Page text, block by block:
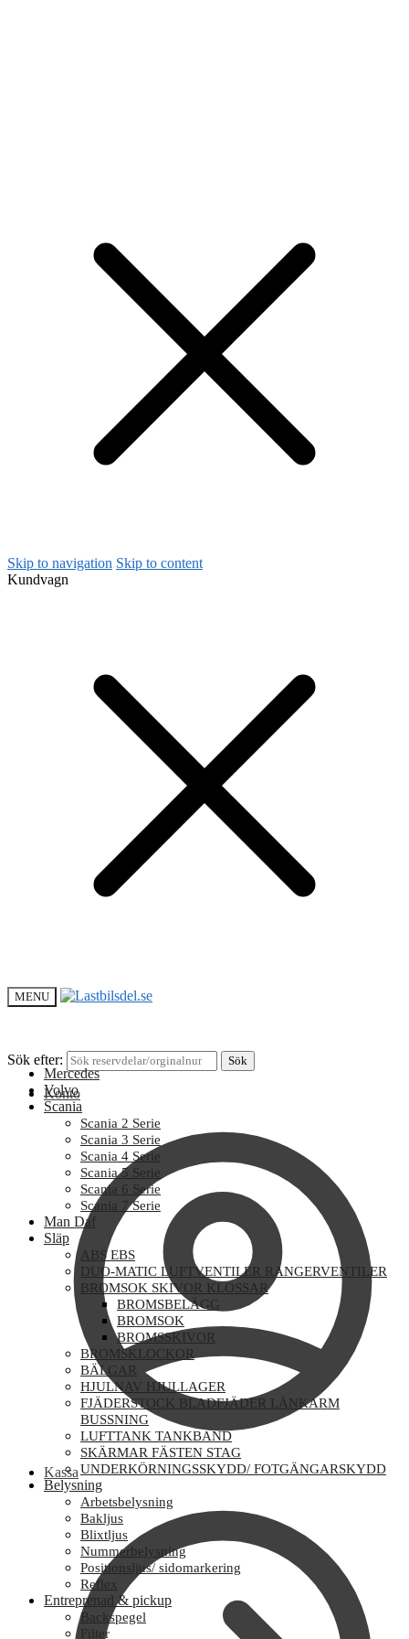
Skip to navigation Skip to content
Kundvagn
MENU
Sök efter: Sök
Konto
Kassa
Mercedes
Volvo
Scania
Scania 2 Serie
Scania 3 Serie
Scania 4 Serie
Scania 5 Serie
Scania 6 Serie
Scania 7 Serie
Man Daf
Släp
ABS EBS
DUO-MATIC LUFTVENTILER RANGERVENTILER
BROMSOK SKIVOR KLOSSAR
BROMSBELÄGG
BROMSOK
BROMSSKIVOR
BROMSKLOCKOR
BÄLGAR
HJULNAV HJULLAGER
FJÄDERSTOCK BLADFJÄDER LÄNKARM
BUSSNING
LUFTTANK TANKBAND
SKÄRMAR FÄSTEN STAG
UNDERKÖRNINGSSKYDD/ FOTGÄNGARSKYDD
Belysning
Arbetsbelysning
Bakljus
Blixtljus
Nummerbelysning
Positionsljus/ sidomarkering
Reflex
Entreprenad & pickup
Backspegel
Filter